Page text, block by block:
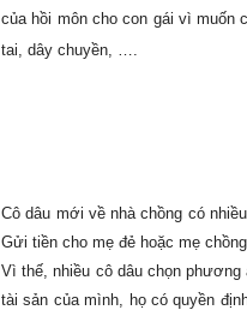
của hồi môn cho con gái vì muốn
tai, dây chuyền, ….
Cô dâu mới về nhà chồng có
Gửi tiền cho mẹ đẻ hoặc mẹ
Vì thế, nhiều cô dâu chọn
tài sản của mình, họ có quyền